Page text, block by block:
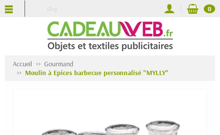
Blog 0
Accueil
Gourmand
Moulin à Epices barbecue personnalisé "MYLLY"